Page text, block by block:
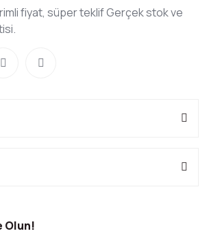
fiyat, süper teklif Gerçek stok ve
Olun!